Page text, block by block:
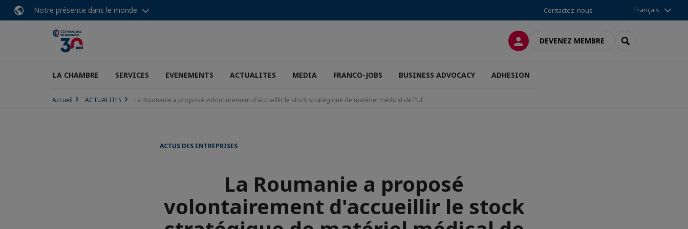
Notre présence dans le monde Contactez-nous Français
CONNEXIONDEVENEZ MEMBRE RECHERCHER
LA CHAMBRE SERVICES EVENEMENTS ACTUALITES MEDIA FRANCO-JOBS BUSINESS ADVOCACY ADHESION
Accueil ACTUALITES La Roumanie a proposé volontairement d'accueillir le stock stratégique de matériel médical de l'UE
ACTUS DES ENTREPRISES
La Roumanie a proposé
volontairement d'accueillir le stock